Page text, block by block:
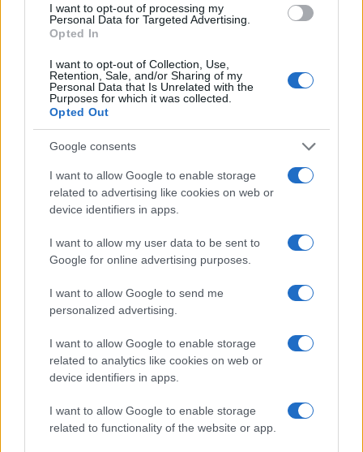
I want to opt-out of processing my
Personal Data for Targeted Advertising.
Opted In
I want to opt-out of Collection, Use,
Retention, Sale, and/or Sharing of my
Personal Data that Is Unrelated with the
Purposes for which it was collected.
Opted Out
Google consents
I want to allow Google to enable storage
related to advertising like cookies on web or
device identifiers in apps.
I want to allow my user data to be sent to
Google for online advertising purposes.
I want to allow Google to send me
personalized advertising.
I want to allow Google to enable storage
related to analytics like cookies on web or
device identifiers in apps.
I want to allow Google to enable storage
related to functionality of the website or app.
Η ΣΤΗΛΗ ΜΑΣ
της Ζωής μας
Οι άνθρωποι, οι αυθεντικές ιστορίες,